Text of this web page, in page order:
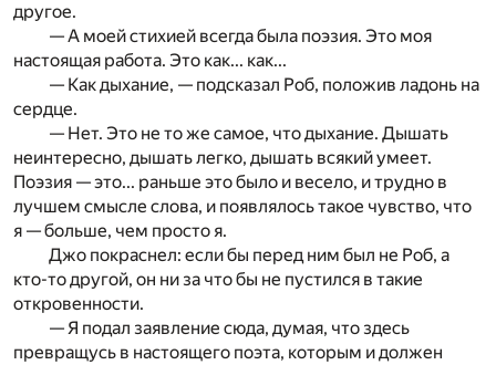
другое.
— А моей стихией всегда была поэзия. Это моя
настоящая работа. Это как... как...
— Как дыхание, — подсказал Роб, положив ладонь на
сердце.
— Нет. Это не то же самое, что дыхание. Дышать
неинтересно, дышать легко, дышать всякий умеет.
Поэзия — это... раньше это было и весело, и трудно в
лучшем смысле слова, и появлялось такое чувство, что
я — больше, чем просто я.
Джо покраснел: если бы перед ним был не Роб, а
кто-то другой, он ни за что бы не пустился в такие
откровенности.
— Я подал заявление сюда, думая, что здесь
превращусь в настоящего поэта, которым и должен